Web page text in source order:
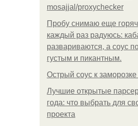
mosajjal/proxychecker
Пробу снимаю еще
каждый раз радуюсь:
развариваются, а соус
густым и пикантным.
Острый соус к заморозке
Лучшие открытые
года: что выбрать для
проекта